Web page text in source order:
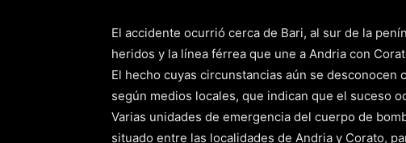
El accidente ocurrió cerca de Bari, al sur de la
heridos y la línea férrea que une a Andria con
El hecho cuyas circunstancias aún se
según medios locales, que indican que el suceso
Varias unidades de emergencia del cuerpo de
situado entre las localidades de Andria y Corato,